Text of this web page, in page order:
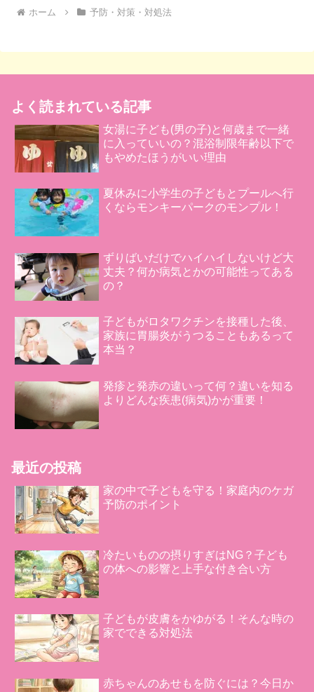
ホーム 予防・対策・対処法
よく読まれている記事
女湯に子ども(男の子)と何歳まで一緒
に入っていいの？混浴制限年齢以下で
もやめたほうがいい理由
夏休みに小学生の子どもとプールへ行
くならモンキーパークのモンプル！
ずりばいだけでハイハイしないけど大
丈夫？何か病気とかの可能性ってある
の？
子どもがロタワクチンを接種した後、
家族に胃腸炎がうつることもあるって
本当？
発疹と発赤の違いって何？違いを知る
よりどんな疾患(病気)かが重要！
最近の投稿
家の中で子どもを守る！家庭内のケガ
予防のポイント
冷たいものの摂りすぎはNG？子ども
の体への影響と上手な付き合い方
子どもが皮膚をかゆがる！そんな時の
家でできる対処法
赤ちゃんのあせもを防ぐには？今日か